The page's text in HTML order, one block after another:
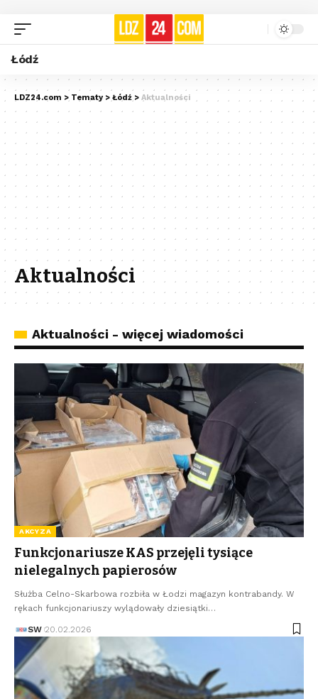
Łódź
LDZ24.com > Tematy > Łódź > Aktualności
Aktualności
Aktualności - więcej wiadomości
AKCYZA
Funkcjonariusze KAS przejęli tysiące
nielegalnych papierosów
Służba Celno-Skarbowa rozbiła w Łodzi magazyn kontrabandy. W
rękach funkcjonariuszy wylądowały dziesiątki…
SW 20.02.2026